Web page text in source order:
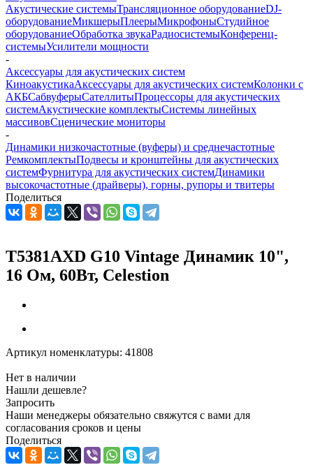
Акустические системыТрансляционное оборудованиеDJ-
оборудованиеМикшерыПлеерыМикрофоныСтудийное
оборудованиеОбработка звукаРадиосистемыКонференц-
системыУсилители мощности
-
Аксессуары для акустических систем
КиноакустикаАксессуары для акустических системКолонки с
АКБСабвуферыСателлитыПроцессоры для акустических
системАкустические комплектыСистемы линейных
массивовСценические мониторы
-
Динамики низкочастотные (вуферы) и среднечастотные
РемкомплектыПодвесы и кронштейны для акустических
системФурнитура для акустических системДинамики
высокочастотные (драйверы), горны, рупоры и твитеры
Поделиться
T5381AXD G10 Vintage Динамик 10",
16 Ом, 60Вт, Celestion
Артикул номенклатуры: 41808
Нет в наличии
Нашли дешевле?
Запросить
Наши менеджеры обязательно свяжутся с вами для
согласования сроков и цены
Поделиться